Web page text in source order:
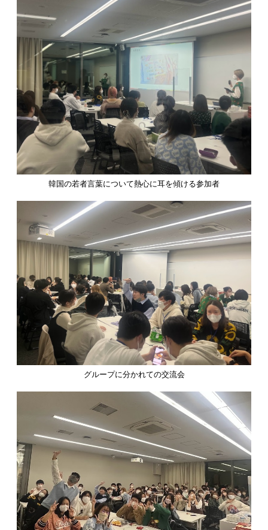
韓国の若者言葉について熱心に耳を傾ける参加者
グループに分かれての交流会